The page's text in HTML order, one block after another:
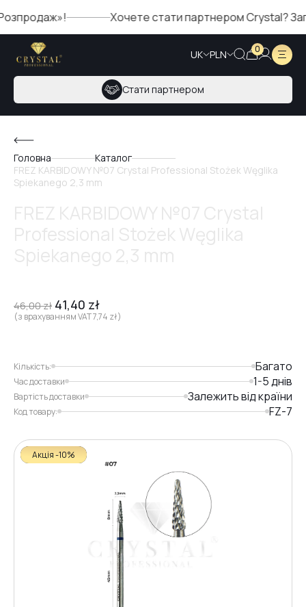
Хочете стати партнером Crystal?
UK PLN 0
Стати партнером
Головна
Каталог
FREZ KARBIDOWY №07 Crystal Professional Stożek Węglika
Spiekanego 2,3 mm
46,00zł 41,40 zł
(з врахуванням VAT7,74 zł)
Кількість: Багато
Час доставки 1-5 днів
Вартість доставки Залежить від країни
Код товару: FZ-7
Акція -10%